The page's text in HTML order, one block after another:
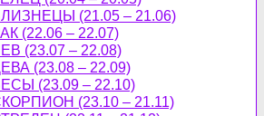
(21.05 – 21.06)
(22.06 – 22.07)
(23.07 – 22.08)
(23.08 – 22.09)
(23.09 – 22.10)
(23.10 – 21.11)